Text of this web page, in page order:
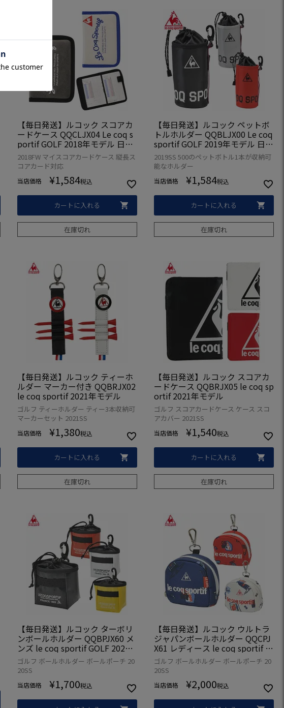
【毎日発送】ルコック スコアカ
ードケース QQCLJX04 Le coq s
portif GOLF 2018年モデル 日本
正規品
2018FW マイスコアカードケース 縦長ス
コアカード対応
当店価格 ¥1,584税込
カートに入れる
在庫切れ
【毎日発送】ルコック ペットボ
トルホルダー QQBLJX00 Le coq
sportif GOLF 2019年モデル 日本
正規品
2019SS 500のペットボトル1本が収納可
能なホルダー
当店価格 ¥1,584税込
カートに入れる
在庫切れ
【毎日発送】ルコック ティーホ
ルダー マーカー付き QQBRJX02
le coq sportif 2021年モデル
ゴルフ ティーホルダー ティー3本収納可
マーカーセット 2021SS
当店価格 ¥1,380税込
カートに入れる
在庫切れ
【毎日発送】ルコック スコアカ
ードケース QQBRJX05 le coq sp
ortif 2021年モデル
ゴルフ スコアカードケース ケース スコ
アカバー 2021SS
当店価格 ¥1,540税込
カートに入れる
在庫切れ
【毎日発送】ルコック ターボリ
ンボールホルダー QQBPJX60 メ
ンズ le coq sportif GOLF 2020
年モデル
ゴルフ ボールホルダー ボールポーチ 20
20SS
当店価格 ¥1,700税込
【毎日発送】ルコック ウルトラ
ジャパンボールホルダー QQCPJ
X61 レディース le coq sportif G
OLF 2020年モデル
ゴルフ ボールホルダー ボールポーチ 20
20SS
当店価格 ¥2,000税込